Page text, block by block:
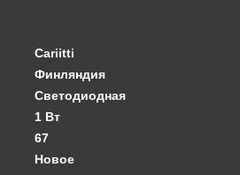
Cariitti
Финляндия
Светодиодная
1 Вт
67
Новое